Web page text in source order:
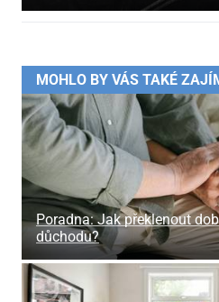
MOHLO BY VÁS TAKÉ
Poradna: Jak překlenout
důchodu?